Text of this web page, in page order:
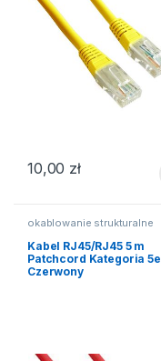
10,00 zł
okablowanie strukturalne
Kabel RJ45/RJ45 5 m
Patchcord Kategoria 5e
Czerwony